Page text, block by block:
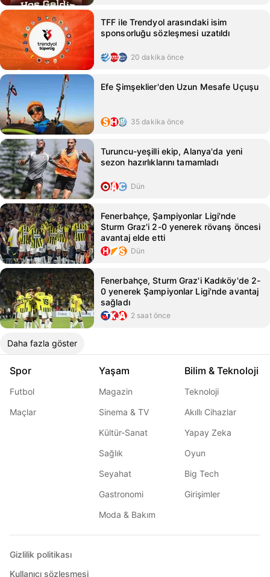
TFF ile Trendyol arasındaki isim
sponsorluğu sözleşmesi uzatıldı
20 dakika önce
Efe Şimşeklier'den Uzun Mesafe Uçuşu
35 dakika önce
Turuncu-yeşilli ekip, Alanya'da yeni
sezon hazırlıklarını tamamladı
Dün
Fenerbahçe, Şampiyonlar Ligi'nde
Sturm Graz'i 2-0 yenerek rövanş öncesi
avantaj elde etti
Dün
Fenerbahçe, Sturm Graz'i Kadıköy'de 2-
0 yenerek Şampiyonlar Ligi'nde avantaj
sağladı
2 saat önce
Daha fazla göster
Spor
Futbol
Maçlar
Yaşam
Magazin
Sinema & TV
Kültür-Sanat
Sağlık
Seyahat
Gastronomi
Moda & Bakım
Bilim & Teknoloji
Teknoloji
Akıllı Cihazlar
Yapay Zeka
Oyun
Big Tech
Girişimler
Gizlilik politikası
Kullanıcı sözleşmesi